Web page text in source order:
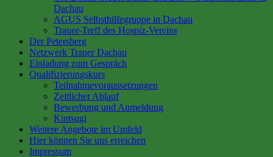
Dachau
AGUS Selbsthilfegruppe in Dachau
Trauer-Treff des Hospiz-Vereins
Der Petersberg
Netzwerk Trauer Dachau
Einladung zum Gespräch
Qualifizierungskurs
Teilnahmevoraussetzungen
Zeitlicher Ablauf
Bewerbung und Anmeldung
Kintsugi
Weitere Angebote im Umfeld
Hier können Sie uns erreichen
Impressum